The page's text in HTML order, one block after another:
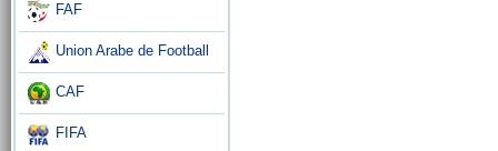
FAF
Union Arabe de Football
CAF
FIFA